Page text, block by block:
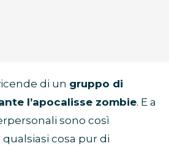
di un gruppo di
l’apocalisse zombie. E a
sono così
cosa pur di